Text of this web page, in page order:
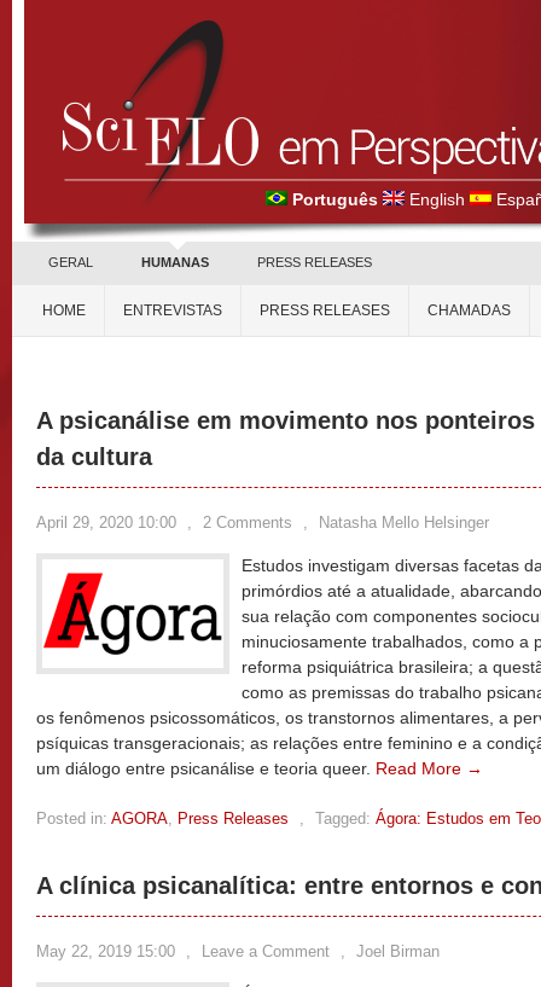
Português English
GERAL HUMANAS PRESS RELEASES
HOME ENTREVISTAS PRESS RELEASES CHAMADAS
A psicanálise em movimento nos
da cultura
April 29, 2020 10:00 , 2 Comments , Natasha Mello Helsinger
Estudos investigam diversas facetas
primórdios até a atualidade,
sua relação com componentes
minuciosamente trabalhados, como a
reforma psiquiátrica brasileira; a
como as premissas do trabalho
os fenômenos psicossomáticos, os transtornos alimentares, a
psíquicas transgeracionais; as relações entre feminino e a
um diálogo entre psicanálise e teoria queer. Read More →
Posted in: AGORA, Press Releases , Tagged: Ágora: Estudos em
A clínica psicanalítica: entre entornos e
May 22, 2019 15:00 , Leave a Comment , Joel Birman